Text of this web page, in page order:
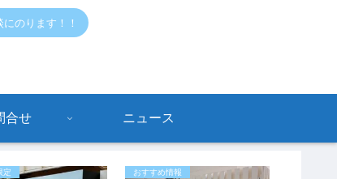
のります！！
合せ ニュース
定 おすすめ情報